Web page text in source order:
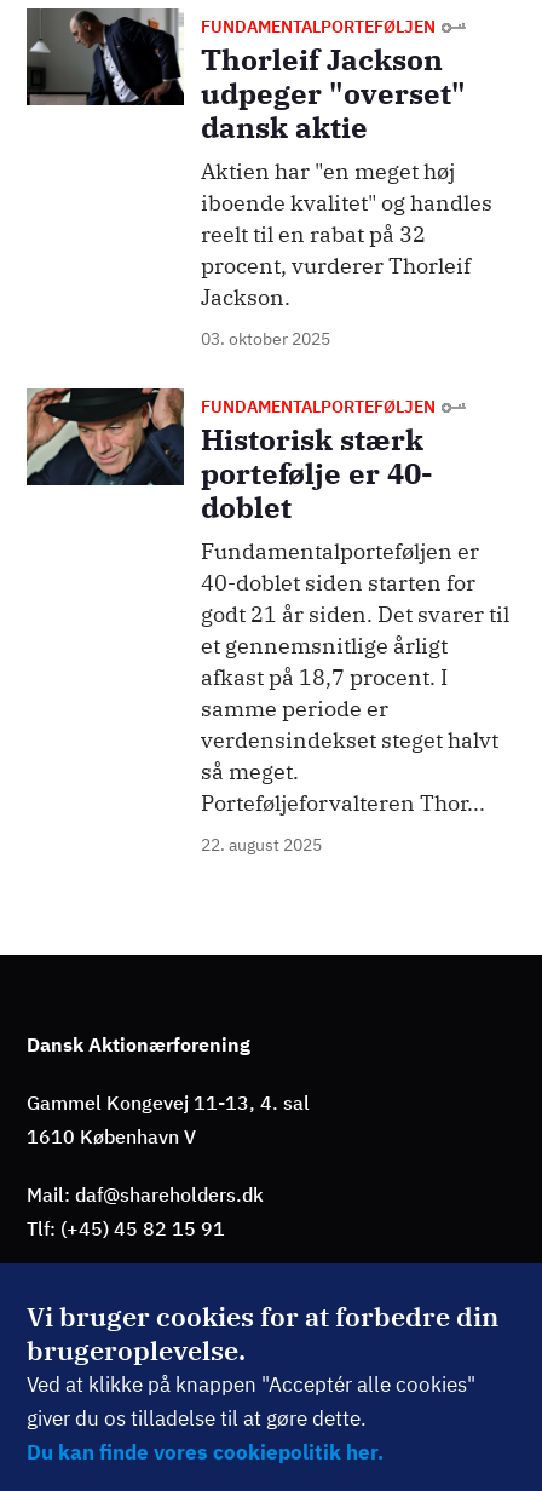
Vi bruger cookies for at forbedre din
brugeroplevelse.
Ved at klikke på knappen "Acceptér alle cookies"
giver du os tilladelse til at gøre dette.
Du kan finde vores cookiepolitik her.
Billede FUNDAMENTALPORTEFØLJEN
Thorleif Jackson
udpeger "overset"
dansk aktie
Aktien har "en meget høj
iboende kvalitet" og handles
reelt til en rabat på 32
procent, vurderer Thorleif
Jackson.
03. oktober 2025
Billede FUNDAMENTALPORTEFØLJEN
Historisk stærk
portefølje er 40-
doblet
Fundamentalporteføljen er
40-doblet siden starten for
godt 21 år siden. Det svarer til
et gennemsnitlige årligt
afkast på 18,7 procent. I
samme periode er
verdensindekset steget halvt
så meget.
Porteføljeforvalteren Thor...
22. august 2025
Dansk Aktionærforening
Gammel Kongevej 11-13, 4. sal
1610 København V
Mail: daf@shareholders.dk
Tlf: (+45) 45 82 15 91
BLIV MEDLEM
TILMELD NYHEDSBREV